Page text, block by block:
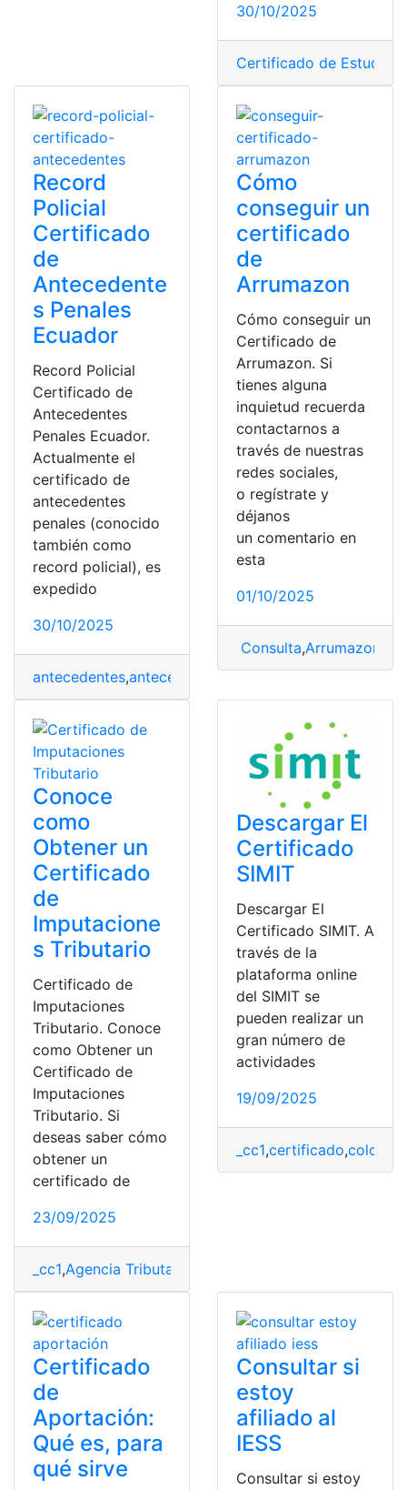
30/10/2025
Certificado de Estudios
Record
Policial
Certificado
de
Antecedente
s Penales
Ecuador
Record Policial
Certificado de
Antecedentes
Penales Ecuador.
Actualmente el
certificado de
antecedentes
penales (conocido
también como
record policial), es
expedido
30/10/2025
antecedentes,antecedentes penales
Cómo
conseguir un
certificado
de
Arrumazon
Cómo conseguir un
Certificado de
Arrumazon. Si
tienes alguna
inquietud recuerda
contactarnos a
través de nuestras
redes sociales,
o regístrate y
déjanos
un comentario en
esta
01/10/2025
Consulta,Arrumazon
Conoce
como
Obtener un
Certificado
de
Imputacione
s Tributario
Certificado de
Imputaciones
Tributario. Conoce
como Obtener un
Certificado de
Imputaciones
Tributario. Si
deseas saber cómo
obtener un
certificado de
23/09/2025
_cc1,Agencia Tributaria
Descargar El
Certificado
SIMIT
Descargar El
Certificado SIMIT. A
través de la
plataforma online
del SIMIT se
pueden realizar un
gran número de
actividades
19/09/2025
_cc1,certificado,
Certificado
de
Aportación:
Qué es, para
qué sirve
Consultar si
estoy
afiliado al
IESS
Consultar si estoy